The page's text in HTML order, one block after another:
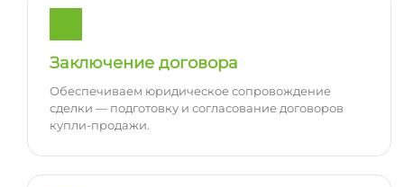
Заключение договора
Обеспечиваем юридическое сопровождение
сделки — подготовку и согласование договоров
купли-продажи.